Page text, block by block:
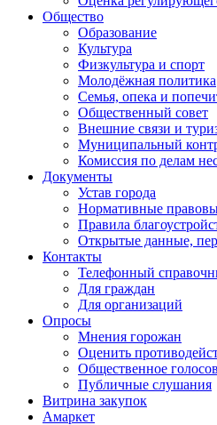
Общество
Образование
Культура
Физкультура и спорт
Молодёжная политика
Семья, опека и
Общественный совет
Внешние связи и
Муниципальный
Комиссия по делам
Документы
Устав города
Нормативные
Правила
Открытые данные,
Контакты
Телефонный
Для граждан
Для организаций
Опросы
Мнения горожан
Оценить
Общественное
Публичные слушания
Витрина закупок
Амаркет